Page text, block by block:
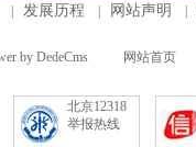
发展历程 网站声明
by DedeCms 网站首页
北京12318
举报热线